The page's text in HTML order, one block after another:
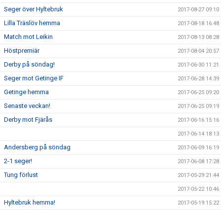
Seger över Hyltebruk 2017-08-27 09:10
Lilla Träslöv hemma 2017-08-18 16:48
Match mot Leikin 2017-08-13 08:28
Höstpremiär 2017-08-04 20:57
Derby på söndag! 2017-06-30 11:21
Seger mot Getinge IF 2017-06-28 14:39
Getinge hemma 2017-06-25 09:20
Senaste veckan! 2017-06-25 09:19
Derby mot Fjärås 2017-06-16 15:16
2017-06-14 18:13
Andersberg på söndag 2017-06-09 16:19
2-1 seger! 2017-06-08 17:28
Tung förlust 2017-05-29 21:44
2017-05-22 10:46
Hyltebruk hemma! 2017-05-19 15:22